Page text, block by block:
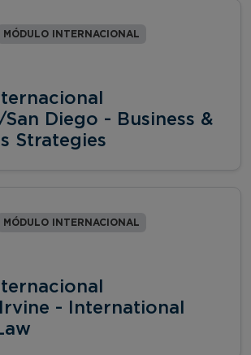
MÓDULO INTERNACIONAL
Diego - Business &
Strategies
MÓDULO INTERNACIONAL
- International